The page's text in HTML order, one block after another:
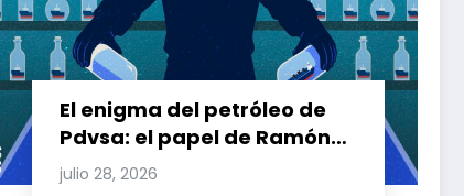
El enigma del petróleo de
Pdvsa: el papel de Ramón
Carretero en el triángulo de
julio 28, 2026